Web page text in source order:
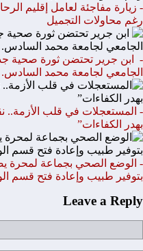
- زيارة مفاجئة لعامل إقليم
رغم محاولات التجميل
- ابن جرير تحتضن ثورة صحية
الجامعي لجامعة محمد السادس.
- المستعجلات في قلب الأزمة..
بهدر الكفاءات”
- الوضع الصحي بجماعة لمحرة
بتوفير طبيب وإعادة فتح قسم
Leave a Reply